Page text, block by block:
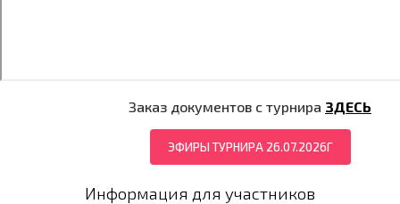
Заказ документов с турнира ЗДЕСЬ
ЭФИРЫ ТУРНИРА 26.07.2026Г
Информация для участников